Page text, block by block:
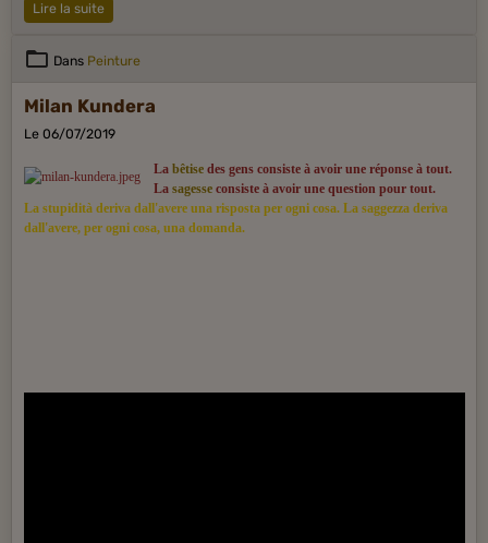
Lire la suite
Dans Peinture
Milan Kundera
Le 06/07/2019
La bêtisedes gens consiste à avoir une réponse à tout.
La sagesse consiste à avoir une question pour tout.
La stupidità deriva dall'avere una risposta per ogni cosa. La saggezza deriva
dall'avere, per ogni cosa, una domanda.